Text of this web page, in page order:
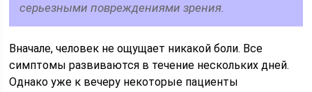
серьезными повреждениями зрения.
Вначале, человек не ощущает никакой боли. Все
симптомы развиваются в течение нескольких дней.
Однако уже к вечеру некоторые пациенты